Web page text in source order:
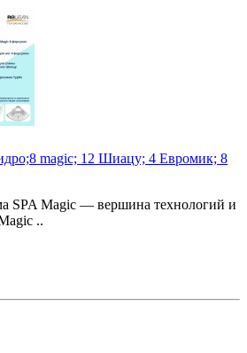
magic; 12 Шиацу; 4 Евромик; 8
SPA Magic — вершина технологий и
..